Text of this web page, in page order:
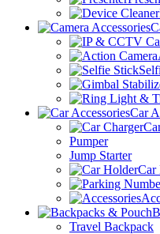
Car
Pumper
Jump Starter
Car
Travel Backpack